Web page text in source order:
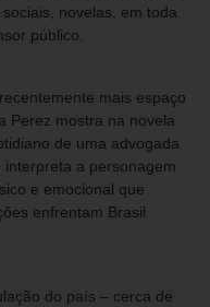
novelas, em toda
público.
mais espaço
Perez mostra na novela
de uma advogada
interpreta a personagem
e emocional que
enfrentam Brasil
do país – cerca de